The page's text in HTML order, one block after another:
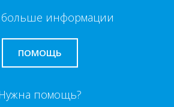
информации
ПОМОЩЬ
Нужна помощь?